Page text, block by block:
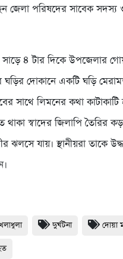
জেলা পরিষদের সাবেক সদস্য
সাড়ে ৪ টার দিকে উপজেলার
ঘড়ির দোকানে একটি ঘড়ি
সাথে লিমনের কথা কাটাকাটি
স্বাদের জিলাপি তৈরির
যায়। স্থানীয়রা তাকে
দুর্ঘটনা দোয়া